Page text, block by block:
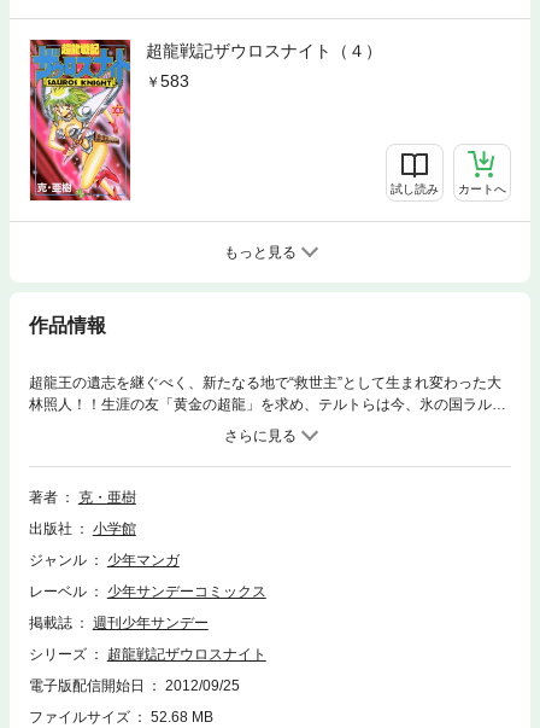
超龍戦記ザウロスナイト（４）
583
試し読み カートへ
もっと見る
作品情報
超龍王の遺志を継ぐべく、新たなる地で“救世主”として生まれ変わった大
林照人！！生涯の友「黄金の超龍」を求め、テルトらは今、氷の国ラルド
を経て、敵本拠地へ！！がんばれテルト！！「黄金の超龍」は、すぐそこ
著者
克・亜樹
出版社
小学館
ジャンル
少年マンガ
レーベル
少年サンデーコミックス
掲載誌
週刊少年サンデー
シリーズ
超龍戦記ザウロスナイト
電子版配信開始日
2012/09/25
ファイルサイズ
52.68 MB